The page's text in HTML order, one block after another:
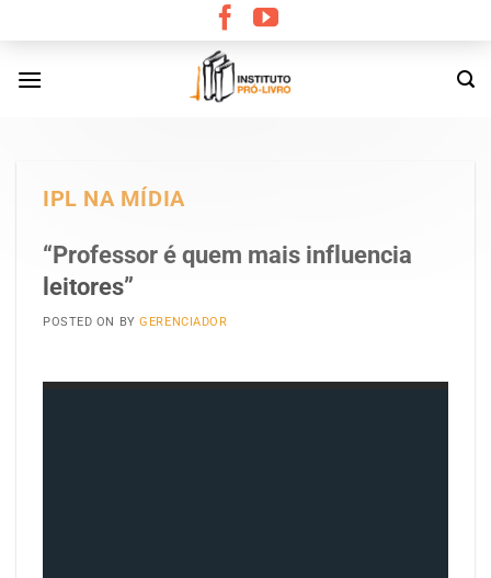
content
IPL NA MÍDIA
“Professor é quem mais influencia
leitores”
POSTED ON BYGERENCIADOR